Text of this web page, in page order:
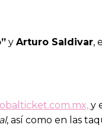
y Arturo Saldivar,
y
, así como en las